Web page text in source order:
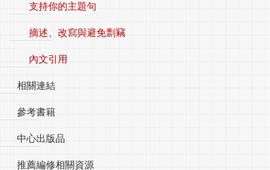
支持你的主題句
摘述、改寫與避免剽竊
內文引用
相關連結
參考書籍
中心出版品
推薦編修相關資源